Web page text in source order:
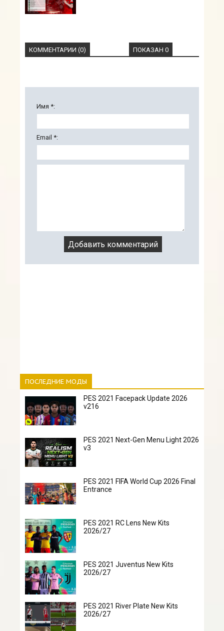
КОММЕНТАРИИ (0) ПОКАЗАН 0
Имя *:
Email *:
ПОСЛЕДНИЕ МОДЫ
PES 2021 Facepack Update 2026
v216
PES 2021 Next-Gen Menu Light 2026
v3
PES 2021 FIFA World Cup 2026 Final
Entrance
PES 2021 RC Lens New Kits
2026/27
PES 2021 Juventus New Kits
2026/27
PES 2021 River Plate New Kits
2026/27